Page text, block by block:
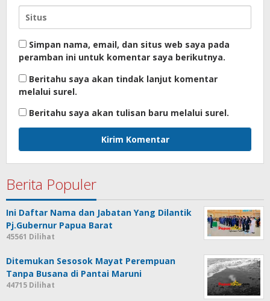
Simpan nama, email, dan situs web saya pada
peramban ini untuk komentar saya berikutnya.
Beritahu saya akan tindak lanjut komentar
melalui surel.
Beritahu saya akan tulisan baru melalui surel.
Berita Populer
Ini Daftar Nama dan Jabatan Yang Dilantik
Pj.Gubernur Papua Barat
45561 Dilihat
Ditemukan Sesosok Mayat Perempuan
Tanpa Busana di Pantai Maruni
44715 Dilihat